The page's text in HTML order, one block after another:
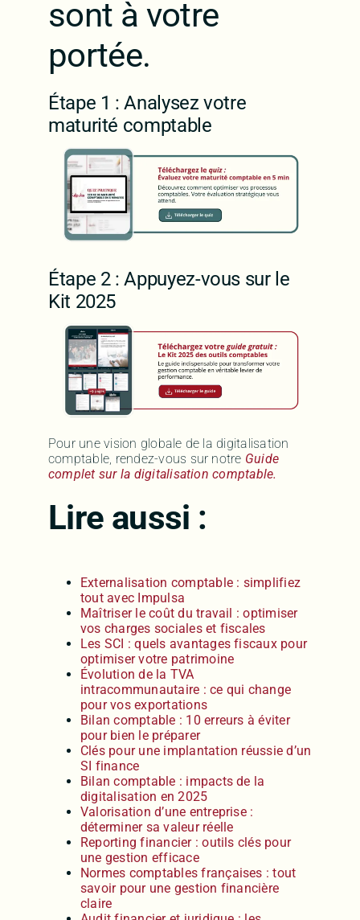
sont à votre
portée.
Étape 1 : Analysez votre
maturité comptable
Étape 2 : Appuyez-vous sur le
Kit 2025
Pour une vision globale de la digitalisation
comptable, rendez-vous sur notre Guide
complet sur la digitalisation comptable.
Lire aussi :
Externalisation comptable : simplifiez
tout avec Impulsa
Maîtriser le coût du travail : optimiser
vos charges sociales et fiscales
Les SCI : quels avantages fiscaux pour
optimiser votre patrimoine
Évolution de la TVA
intracommunautaire : ce qui change
pour vos exportations
Bilan comptable : 10 erreurs à éviter
pour bien le préparer
Clés pour une implantation réussie d’un
SI finance
Bilan comptable : impacts de la
digitalisation en 2025
Valorisation d’une entreprise :
déterminer sa valeur réelle
Reporting financier : outils clés pour
une gestion efficace
Normes comptables françaises : tout
savoir pour une gestion financière
claire